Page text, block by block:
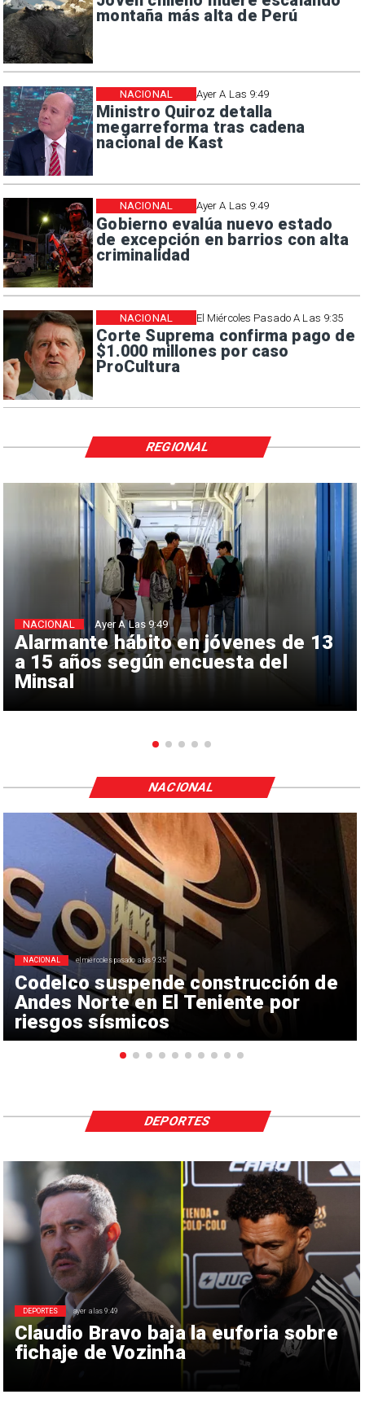
montaña más alta de Perú
Ayer A Las 9:49
Ministro Quiroz detalla
megarreforma tras cadena
nacional de Kast
NACIONAL
Ayer A Las 9:49
Gobierno evalúa nuevo estado
de excepción en barrios con alta
criminalidad
NACIONAL
El Miércoles Pasado A Las 9:35
Corte Suprema confirma pago de
$1.000 millones por caso
ProCultura
NACIONAL
Alarmante hábito en jóvenes de 13
a 15 años según encuesta del
Minsal
NACIONAL Ayer A Las 9:49
REGIONAL
Codelco suspende construcción de
Andes Norte en El Teniente por
riesgos sísmicos
NACIONAL el miércoles pasado a las 9:35
NACIONAL
Claudio Bravo baja la euforia sobre
fichaje de Vozinha
DEPORTES ayer a las 9:49
DEPORTES